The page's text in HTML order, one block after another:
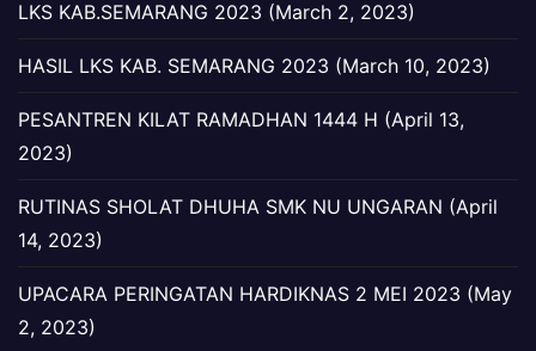
LKS KAB.SEMARANG 2023 (March 2, 2023)
HASIL LKS KAB. SEMARANG 2023 (March 10, 2023)
PESANTREN KILAT RAMADHAN 1444 H (April 13,
2023)
RUTINAS SHOLAT DHUHA SMK NU UNGARAN (April
14, 2023)
UPACARA PERINGATAN HARDIKNAS 2 MEI 2023 (May
2, 2023)